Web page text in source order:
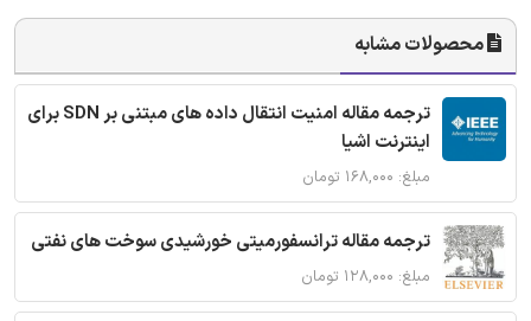
محصولات مشابه
ترجمه مقاله امنیت انتقال داده های مبتنی بر SDN برای
اینترنت اشیا
مبلغ: ۱۶۸,۰۰۰ تومان
ترجمه مقاله ترانسفورمیتی خورشیدی سوخت های نفتی
مبلغ: ۱۲۸,۰۰۰ تومان